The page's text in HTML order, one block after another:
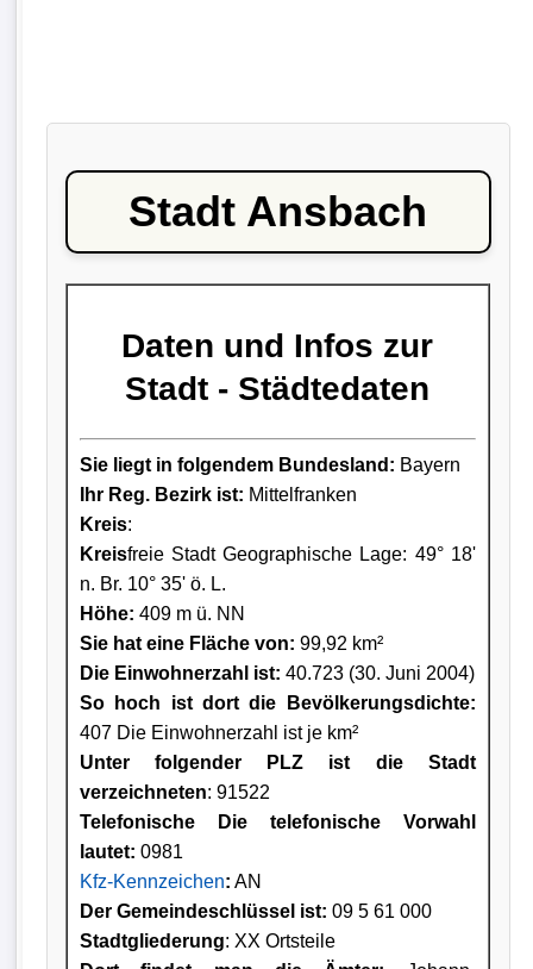
Stadt Ansbach
Daten und Infos zur
Stadt - Städtedaten
Sie liegt in folgendem Bundesland: Bayern
Ihr Reg. Bezirk ist: Mittelfranken
Kreis:
Kreisfreie Stadt Geographische Lage: 49° 18'
n. Br. 10° 35' ö. L.
Höhe: 409 m ü. NN
Sie hat eine Fläche von: 99,92 km²
Die Einwohnerzahl ist: 40.723 (30. Juni 2004)
So hoch ist dort die Bevölkerungsdichte:
407 Die Einwohnerzahl ist je km²
Unter folgender PLZ ist die Stadt
verzeichneten: 91522
Telefonische Die telefonische Vorwahl
lautet: 0981
Kfz-Kennzeichen: AN
Der Gemeindeschlüssel ist: 09 5 61 000
Stadtgliederung: XX Ortsteile